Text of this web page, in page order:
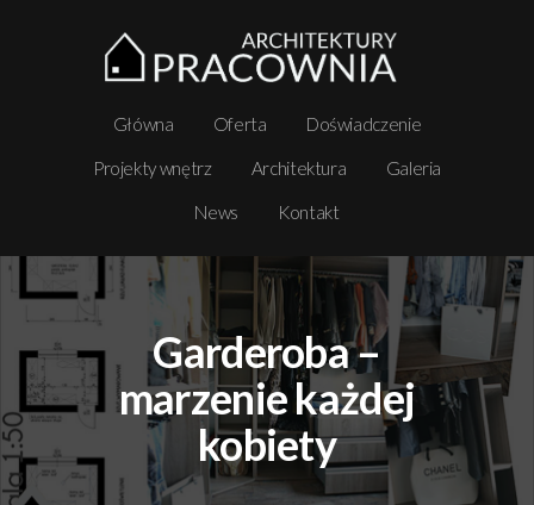
Główna Oferta Doświadczenie
Projekty wnętrz Architektura Galeria
News Kontakt
Garderoba –
marzenie każdej
kobiety